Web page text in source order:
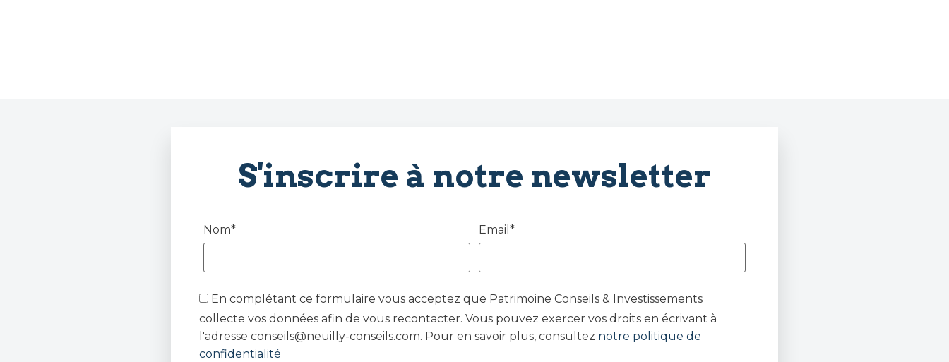
S'inscrire à notre newsletter
Nom* Email*
En complétant ce formulaire vous acceptez que Patrimoine Conseils & Investissements
collecte vos données afin de vous recontacter. Vous pouvez exercer vos droits en écrivant à
l'adresse conseils@neuilly-conseils.com. Pour en savoir plus, consultez notre politique de
confidentialité